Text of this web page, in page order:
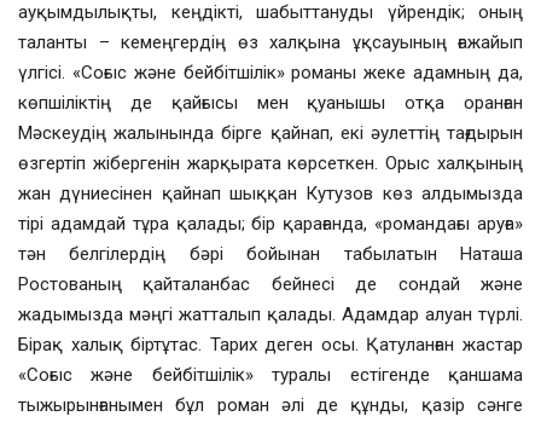
ауқымдылықты, кеңдікті, шабыттануды үйрендік; оның
таланты – кемеңгердің өз халқына ұқсауының ғажайып
үлгісі. «Соғыс және бейбітшілік» романы жеке адамның да,
көпшіліктің де қайғысы мен қуанышы отқа оранған
Мәскеудің жалынында бірге қайнап, екі әулеттің тағдырын
өзгертіп жібергенін жарқырата көрсеткен. Орыс халқының
жан дүниесінен қайнап шыққан Кутузов көз алдымызда
тірі адамдай тұра қалады; бір қарағанда, «романдағы аруға»
тән белгілердің бәрі бойынан табылатын Наташа
Ростованың қайталанбас бейнесі де сондай және
жадымызда мәңгі жатталып қалады. Адамдар алуан түрлі.
Бірақ халық біртұтас. Тарих деген осы. Қатуланған жастар
«Соғыс және бейбітшілік» туралы естігенде қаншама
тыжырынғанымен бұл роман әлі де құнды, қазір сәнге